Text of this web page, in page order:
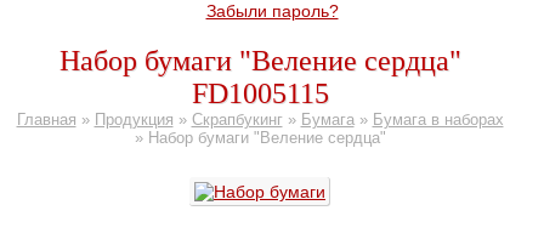
Забыли пароль?
Набор бумаги "Веление сердца"
FD1005115
Главная » Продукция » Скрапбукинг» Бумага» Бумага в наборах
» Набор бумаги "Веление сердца"